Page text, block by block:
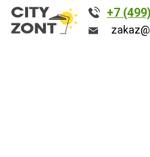
zakaz@city-zont.ru
+7 (499) 286-84-69
zakaz@city-zont.ru
+7 (499) 286-84-69